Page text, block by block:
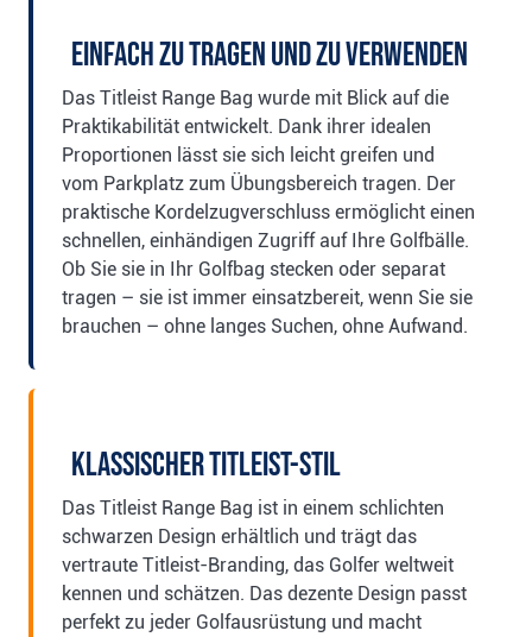
Einfach zu tragen und zu verwenden
Das Titleist Range Bag wurde mit Blick auf die
Praktikabilität entwickelt. Dank ihrer idealen
Proportionen lässt sie sich leicht greifen und
vom Parkplatz zum Übungsbereich tragen. Der
praktische Kordelzugverschluss ermöglicht einen
schnellen, einhändigen Zugriff auf Ihre Golfbälle.
Ob Sie sie in Ihr Golfbag stecken oder separat
tragen – sie ist immer einsatzbereit, wenn Sie sie
brauchen – ohne langes Suchen, ohne Aufwand.
Klassischer Titleist-Stil
Das Titleist Range Bag ist in einem schlichten
schwarzen Design erhältlich und trägt das
vertraute Titleist-Branding, das Golfer weltweit
kennen und schätzen. Das dezente Design passt
perfekt zu jeder Golfausrüstung und macht